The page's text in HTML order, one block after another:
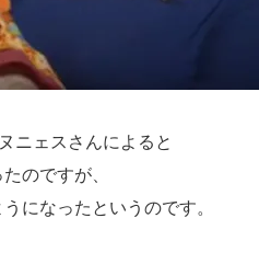
ニェスさんによると
のですが、
になったというのです。